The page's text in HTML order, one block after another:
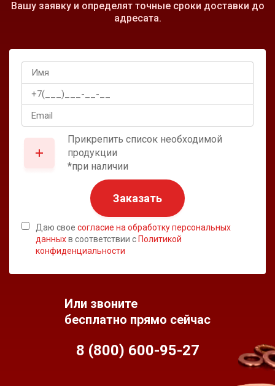
Вашу заявку и определят точные сроки доставки до
адресата.
Прикрепить список необходимой
продукции
*при наличии
Заказать
Даю свое согласие на обработку персональных
данныхв соответствии с Политикой
конфиденциальности
Или звоните
бесплатно прямо сейчас
8 (800) 600-95-27